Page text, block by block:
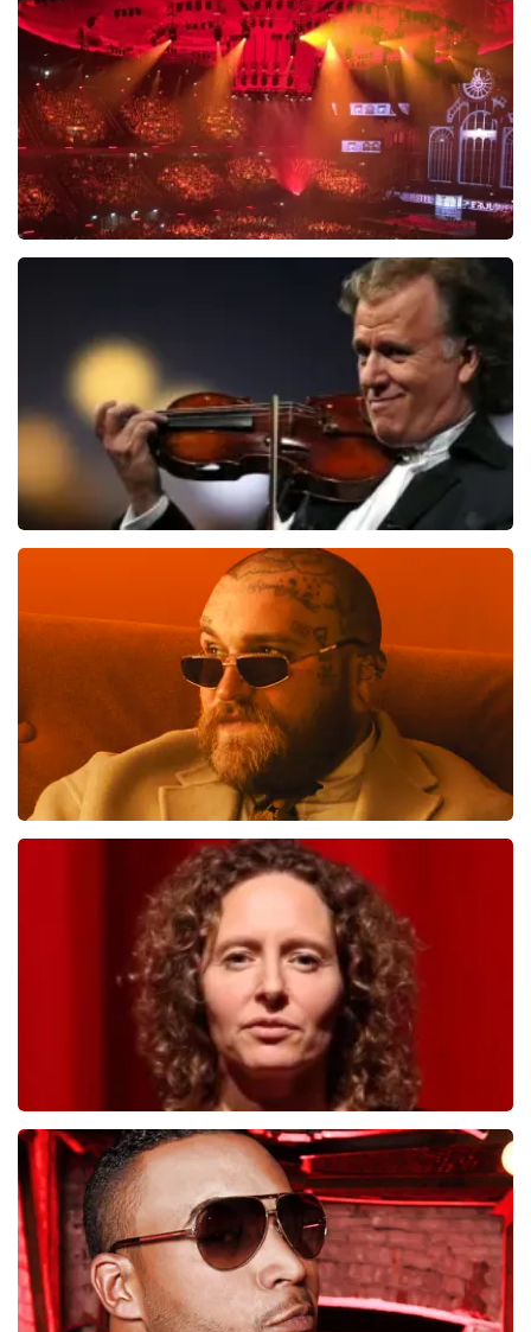
BEKIJKEN
BESTEL NU
laatste 30 minuten
BESTEL NU
Teddy Swims
laatste 30 minuten
BESTEL NU
Esther van der Voort
546laatste 30 minuten
BESTEL NU